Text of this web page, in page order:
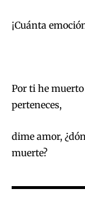
¡Cuánta
Por ti he muerto
perteneces,
dime amor,
muerte?